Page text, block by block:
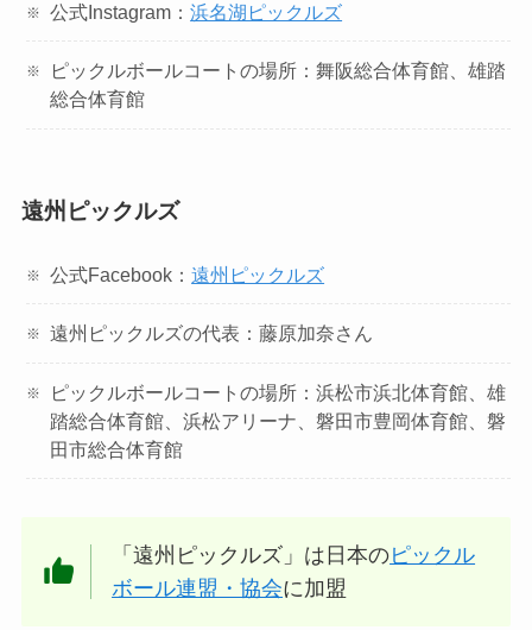
公式Instagram：浜名湖ピックルズ
ピックルボールコートの場所：舞阪総合体育館、雄踏
総合体育館
遠州ピックルズ
公式Facebook：遠州ピックルズ
遠州ピックルズの代表：藤原加奈さん
ピックルボールコートの場所：浜松市浜北体育館、雄
踏総合体育館、浜松アリーナ、磐田市豊岡体育館、磐
田市総合体育館
「遠州ピックルズ」は日本のピックル
ボール連盟・協会に加盟